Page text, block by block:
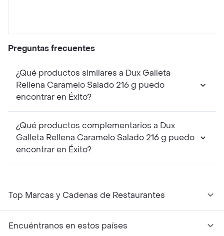
Preguntas frecuentes
¿Qué productos similares a Dux Galleta
Rellena Caramelo Salado 216 g puedo
encontrar en Éxito?
¿Qué productos complementarios a Dux
Galleta Rellena Caramelo Salado 216 g puedo
encontrar en Éxito?
Top Marcas y Cadenas de Restaurantes
Encuéntranos en estos países